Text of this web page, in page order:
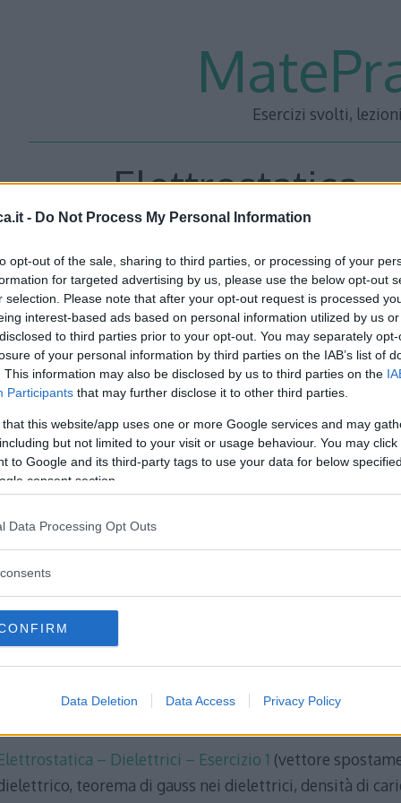
- Do Not Process My Personal Information
opt-out of the sale, sharing to third parties, or processing of your
for targeted advertising by us, please use the below opt-out
selection. Please note that after your opt-out request is processed
interest-based ads based on personal information utilized by us
to third parties prior to your opt-out. You may separately
of your personal information by third parties on the IAB’s list of
This information may also be disclosed by us to third parties on the
Participants that may further disclose it to other third parties.
that this website/app uses one or more Google services and may
but not limited to your visit or usage behaviour. You may
to Google and its third-party tags to use your data for below
consent section.
Data Processing Opt Outs
Data Deletion Data Access Privacy Policy
Esercizi svolti,
Elettrostatica
isolante elettricoodielettricoè un materiale che
in questi materiali risulta impossibile.
delle cariche (elettroni e nuclei) dalla loro
microscopiciche generano un campo aggiuntivo
l’elettromagnetismo, in particolare nelle
presenza di tale campo aggiuntivo attraverso la
di un materiale dielettrico è inoltre
e lapermittività elettrica. [Fonte: Wikipedia]
– Dielettrici – Formulario
Argomenti trattati: dielettrici, isolanti, polarizzazione
di dipolo, vettore densità di polarizzazione P,
di carica superficiale e volumetrica di
teorema di Gauss per i dielettrici, condensatori con
Esercizi svolti di Elettrostatica – Dielettrici:
– Dielettrici – Esercizio 1 (vettore
teorema di gauss nei dielettrici, densità di